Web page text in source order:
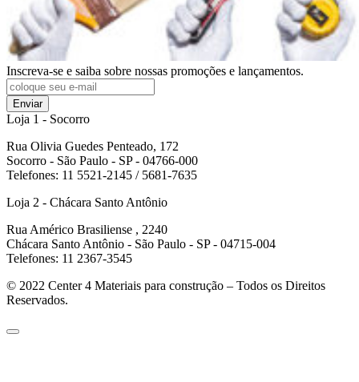
Inscreva-se e saiba sobre nossas promoções e lançamentos.
Enviar
Loja 1 - Socorro
Rua Olivia Guedes Penteado, 172
Socorro - São Paulo - SP - 04766-000
Telefones: 11 5521-2145 / 5681-7635
Loja 2 - Chácara Santo Antônio
Rua Américo Brasiliense , 2240
Chácara Santo Antônio - São Paulo - SP - 04715-004
Telefones: 11 2367-3545
© 2022 Center 4 Materiais para construção – Todos os Direitos
Reservados.